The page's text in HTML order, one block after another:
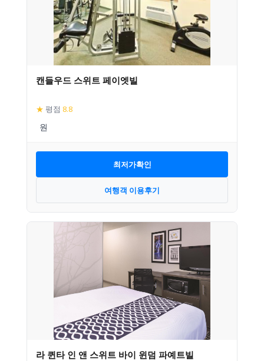
캔들우드 스위트 페이엣빌
★ 평점 8.8
최저가확인
여행객 이용후기
라 퀸타 인 앤 스위트 바이 윈덤 파예트빌